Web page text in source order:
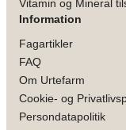
Vitamin og Mineral
Information
Fagartikler
FAQ
Om Urtefarm
Cookie- og
Persondatapolitik